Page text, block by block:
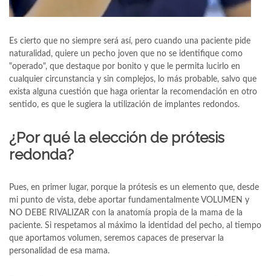
Es cierto que no siempre será así, pero cuando una paciente pide
naturalidad, quiere un pecho joven que no se identifique como
"operado", que destaque por bonito y que le permita lucirlo en
cualquier circunstancia y sin complejos, lo más probable, salvo que
exista alguna cuestión que haga orientar la recomendación en otro
sentido, es que le sugiera la utilización de implantes redondos.
¿Por qué la elección de prótesis
redonda?
Pues, en primer lugar, porque la prótesis es un elemento que, desde
mi punto de vista, debe aportar fundamentalmente VOLUMEN y
NO DEBE RIVALIZAR con la anatomía propia de la mama de la
paciente. Si respetamos al máximo la identidad del pecho, al tiempo
que aportamos volumen, seremos capaces de preservar la
personalidad de esa mama.